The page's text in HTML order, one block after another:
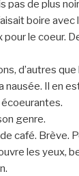
pas de plus
boire avec
pour le coeur.
d’autres
nausée. Il en
genre.
café. Brève.
les yeux,